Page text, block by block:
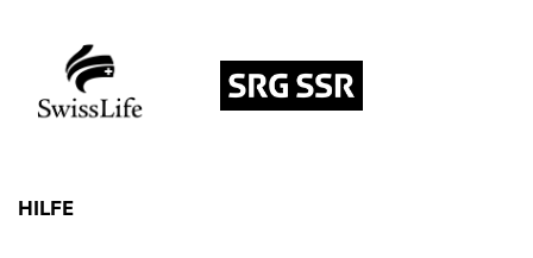
HILFE